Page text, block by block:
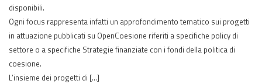
disponibili.
Ogni focus rappresenta infatti un approfondimento tematico sui progetti
in attuazione pubblicati su OpenCoesione riferiti a specifiche policy di
settore o a specifiche Strategie finanziate con i fondi della politica di
coesione.
L’insieme dei progetti di […]